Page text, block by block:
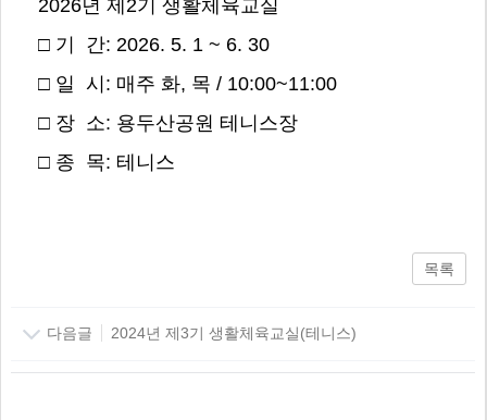
2026년 제2기 생활체육교실
□ 기 간: 2026. 5. 1 ~ 6. 30
□ 일 시: 매주 화, 목 / 10:00~11:00
□ 장 소: 용두산공원 테니스장
□ 종 목: 테니스
목록
다음글 2024년 제3기 생활체육교실(테니스)